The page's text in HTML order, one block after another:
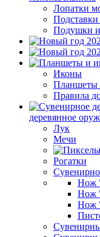
Лопатки
Подставки
Подушки
Иконы
Планшеты
Правила
деревянное
Лук
Мечи
Рогатки
Нож
Нож
Нож